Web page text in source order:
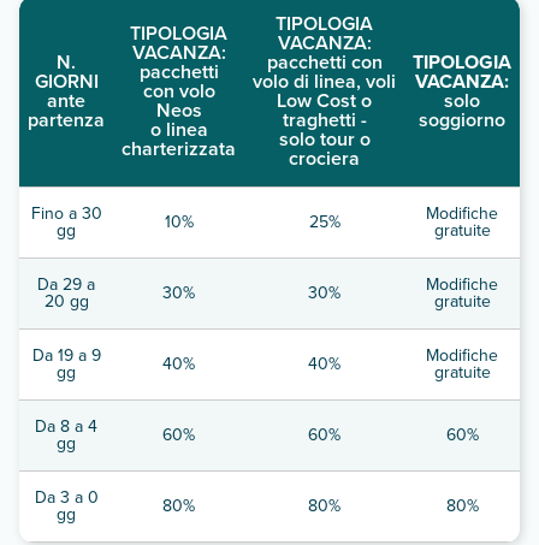
N.
GIORNI
ante
partenza
TIPOLOGIA
VACANZA:
pacchetti
con volo
Neos
o linea
charterizzata
TIPOLOGIA
VACANZA:
pacchetti con
volo di linea, voli
Low Cost o
traghetti -
solo tour o
crociera
TIPOLOGIA
VACANZA:
solo
soggiorno
Fino a 30
gg 10% 25% Modifiche
gratuite
Da 29 a
20 gg 30% 30% Modifiche
gratuite
Da 19 a 9
gg 40% 40% Modifiche
gratuite
Da 8 a 4
gg 60% 60% 60%
Da 3 a 0
gg 80% 80% 80%